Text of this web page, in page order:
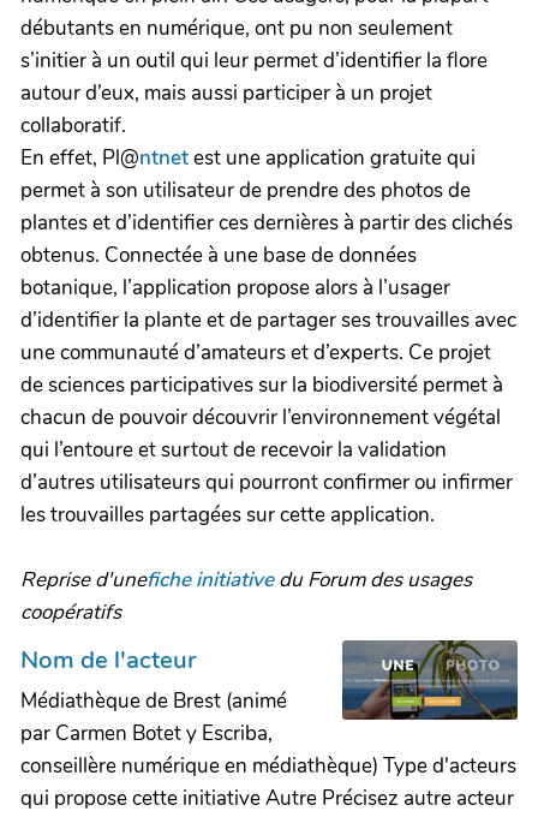
débutants en numérique, ont pu non seulement
s’initier à un outil qui leur permet d’identifier la flore
autour d’eux, mais aussi participer à un projet
collaboratif.
En effet, Pl@ntnetest une application gratuite qui
permet à son utilisateur de prendre des photos de
plantes et d’identifier ces dernières à partir des clichés
obtenus. Connectée à une base de données
botanique, l’application propose alors à l’usager
d’identifier la plante et de partager ses trouvailles avec
une communauté d’amateurs et d’experts. Ce projet
de sciences participatives sur la biodiversité permet à
chacun de pouvoir découvrir l’environnement végétal
qui l’entoure et surtout de recevoir la validation
d’autres utilisateurs qui pourront confirmer ou infirmer
les trouvailles partagées sur cette application.
Reprise d'unefiche initiativedu Forum des usages
coopératifs
Nom de l'acteur
Médiathèque de Brest (animé
par Carmen Botet y Escriba,
conseillère numérique en médiathèque) Type d'acteurs
qui propose cette initiative Autre Précisez autre acteur